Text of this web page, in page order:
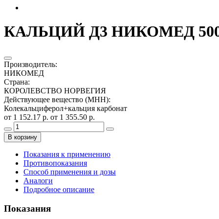
КАЛЬЦИЙ Д3 НИКОМЕД
Производитель:
НИКОМЕД
Страна:
КОРОЛЕВСТВО НОРВЕГИЯ
Действующее вещество (МНН):
Колекальциферол+кальция карбонат
от 1 152.17 р. от 1 355.50 р.
В корзину
Показания к применению
Противопоказания
Способ применения и дозы
Аналоги
Подробное описание
Показания